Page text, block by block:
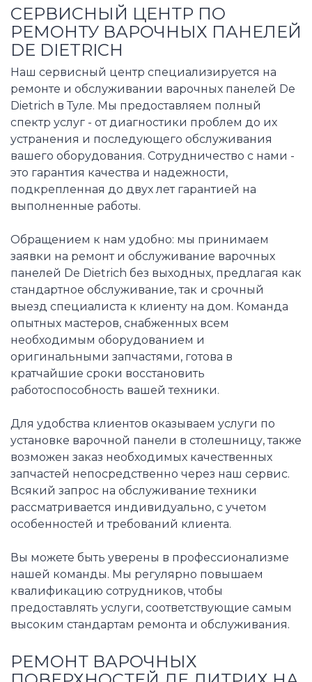
СЕРВИСНЫЙ ЦЕНТР ПО
РЕМОНТУ ВАРОЧНЫХ ПАНЕЛЕЙ
DE DIETRICH
Наш сервисный центр специализируется на
ремонте и обслуживании варочных панелей De
Dietrich в Туле. Мы предоставляем полный
спектр услуг - от диагностики проблем до их
устранения и последующего обслуживания
вашего оборудования. Сотрудничество с нами -
это гарантия качества и надежности,
подкрепленная до двух лет гарантией на
выполненные работы.
Обращением к нам удобно: мы принимаем
заявки на ремонт и обслуживание варочных
панелей De Dietrich без выходных, предлагая как
стандартное обслуживание, так и срочный
выезд специалиста к клиенту на дом. Команда
опытных мастеров, снабженных всем
необходимым оборудованием и
оригинальными запчастями, готова в
кратчайшие сроки восстановить
работоспособность вашей техники.
Для удобства клиентов оказываем услуги по
установке варочной панели в столешницу, также
возможен заказ необходимых качественных
запчастей непосредственно через наш сервис.
Всякий запрос на обслуживание техники
рассматривается индивидуально, с учетом
особенностей и требований клиента.
Вы можете быть уверены в профессионализме
нашей команды. Мы регулярно повышаем
квалификацию сотрудников, чтобы
предоставлять услуги, соответствующие самым
высоким стандартам ремонта и обслуживания.
РЕМОНТ ВАРОЧНЫХ